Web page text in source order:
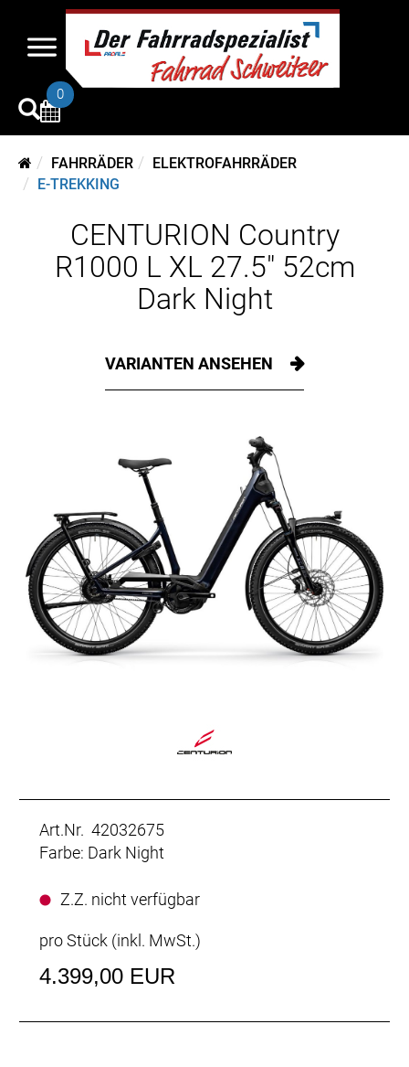
0
FAHRRÄDER
ELEKTROFAHRRÄDER
E-TREKKING
CENTURION Country
R1000 L XL 27.5" 52cm
Dark Night
VARIANTEN ANSEHEN
Art.Nr. 42032675
Farbe: Dark Night
Z.Z. nicht verfügbar
pro Stück (inkl. MwSt.)
4.399,00 EUR